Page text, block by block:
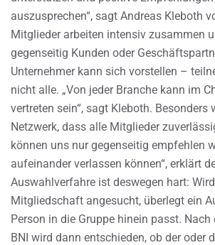
auszusprechen“, sagt Andreas Kleboth
Mitglieder arbeiten intensiv zusammen
gegenseitig Kunden oder
Unternehmer kann sich vorstellen –
nicht alle. „Von jeder Branche kann im
vertreten sein“, sagt Kleboth. Besonders
Netzwerk, dass alle Mitglieder
können uns nur gegenseitig empfehlen
aufeinander verlassen können“, erklärt
Auswahlverfahre ist deswegen hart:
Mitgliedschaft angesucht, überlegt ein
Person in die Gruppe hinein passt.
BNI wird dann entschieden, ob der oder